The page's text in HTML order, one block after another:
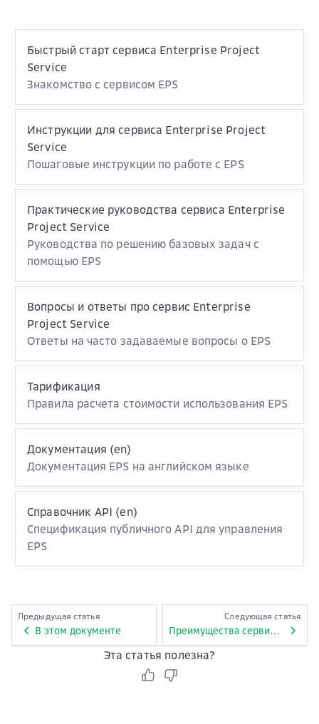
Быстрый старт сервиса Enterprise Project
Service
Знакомство с сервисом EPS
Инструкции для сервиса Enterprise Project
Service
Пошаговые инструкции по работе с EPS
Практические руководства сервиса Enterprise
Project Service
Руководства по решению базовых задач с
помощью EPS
Вопросы и ответы про сервис Enterprise
Project Service
Ответы на часто задаваемые вопросы о EPS
Тарификация
Правила расчета стоимости использования EPS
Документация (en)
Документация EPS на английском языке
Справочник API (en)
Спецификация публичного API для управления
EPS
Предыдущая статья
В этом документе
Следующая статья
Преимущества сервиса Enterprise Project Service
Эта статья полезна?